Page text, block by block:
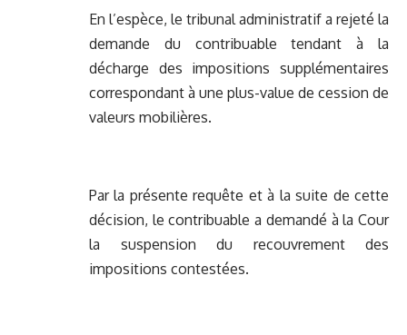
En l’espèce, le tribunal administratif a rejeté la
demande du contribuable tendant à la
décharge des impositions supplémentaires
correspondant à une plus-value de cession de
valeurs mobilières.
Par la présente requête et à la suite de cette
décision, le contribuable a demandé à la Cour
la suspension du recouvrement des
impositions contestées.